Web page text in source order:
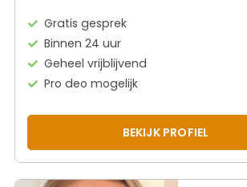
Gratis gesprek
Binnen 24 uur
Geheel vrijblijvend
Pro deo mogelijk
BEKIJK PROFIEL